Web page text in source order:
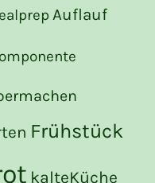
Auflauf
Frühstück
kalteKüche